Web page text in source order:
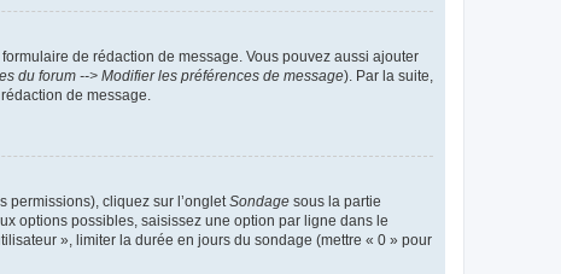
de rédaction de message. Vous pouvez aussi ajouter
du forum --> Modifier les préférences de message). Par la suite,
de message.
permissions), cliquez sur l’onglet Sondage sous la partie
options possibles, saisissez une option par ligne dans le
», limiter la durée en jours du sondage (mettre « 0 » pour